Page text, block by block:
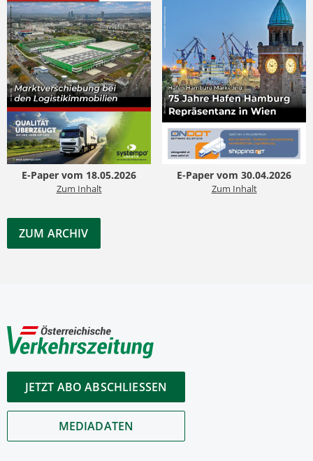
E-Paper vom 18.05.2026
Zum Inhalt
E-Paper vom 30.04.2026
Zum Inhalt
ZUM ARCHIV
JETZT ABO ABSCHLIESSEN
MEDIADATEN